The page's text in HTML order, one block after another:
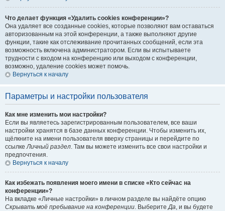
Что делает функция «Удалить cookies конференции»?
Она удаляет все созданные cookies, которые позволяют вам оставаться
авторизованным на этой конференции, а также выполняют другие
функции, такие как отслеживание прочитанных сообщений, если эта
возможность включена администратором. Если вы испытываете
трудности с входом на конференцию или выходом с конференции,
возможно, удаление cookies может помочь.
Вернуться к началу
Параметры и настройки пользователя
Как мне изменить мои настройки?
Если вы являетесь зарегистрированным пользователем, все ваши
настройки хранятся в базе данных конференции. Чтобы изменить их,
щёлкните на имени пользователя вверху страницы и перейдите по
ссылкеЛичный раздел. Там вы можете изменить все свои настройки и
предпочтения.
Вернуться к началу
Как избежать появления моего имени в списке «Кто сейчас на
конференции»?
На вкладке «Личные настройки» в личном разделе вы найдёте опцию
Скрывать моё пребывание на конференции. ВыберитеДа, и вы будете